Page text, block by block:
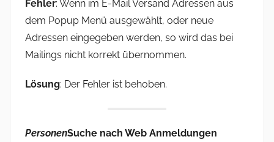
Fehler: Wenn im E-Mail Versand Adressen aus
dem Popup Menü ausgewählt, oder neue
Adressen eingegeben werden, so wird das bei
Mailings nicht korrekt übernommen.
Lösung: Der Fehler ist behoben.
PersonenSuche nach Web Anmeldungen